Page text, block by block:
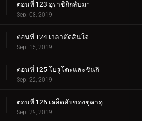
ตอนที่ 123 อุราชิกิกลับมา
Sep. 08, 2019
ตอนที่ 124 เวลาตัดสินใจ
Sep. 15, 2019
ตอนที่ 125 โบรูโตะและชินกิ
Sep. 22, 2019
ตอนที่ 126 เคล็ดลับของชูคาคุ
Sep. 29, 2019